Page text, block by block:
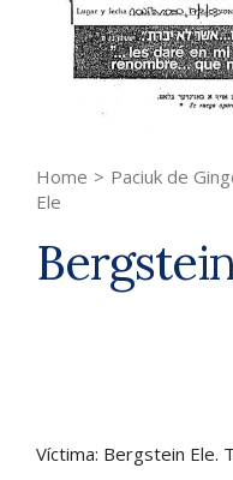
Home > Paciuk de
Ele
Víctima: Bergstein Ele.